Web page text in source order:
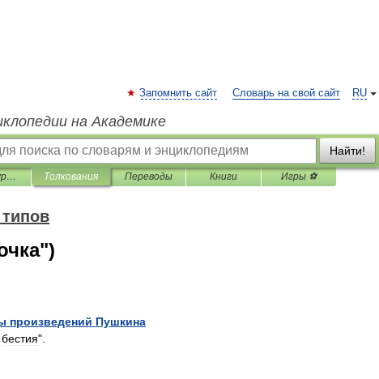
RU
Запомнить сайт Словарь на свой сайт
на Академике
Найти!
Словарь литературных типов Толкования Переводы Книги Игры ⚽
произведений Пушкина
бестия".